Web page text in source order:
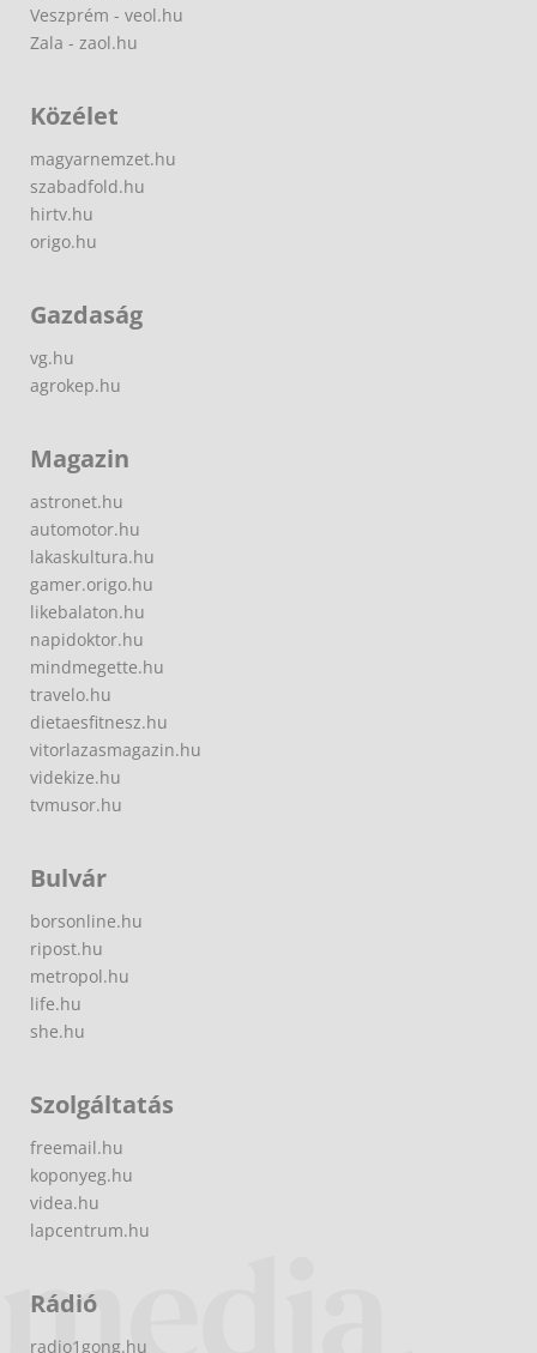
Veszprém - veol.hu
Zala - zaol.hu
Közélet
magyarnemzet.hu
szabadfold.hu
hirtv.hu
origo.hu
Gazdaság
vg.hu
agrokep.hu
Magazin
astronet.hu
automotor.hu
lakaskultura.hu
gamer.origo.hu
likebalaton.hu
napidoktor.hu
mindmegette.hu
travelo.hu
dietaesfitnesz.hu
vitorlazasmagazin.hu
videkize.hu
tvmusor.hu
Bulvár
borsonline.hu
ripost.hu
metropol.hu
life.hu
she.hu
Szolgáltatás
freemail.hu
koponyeg.hu
videa.hu
lapcentrum.hu
Rádió
radio1gong.hu